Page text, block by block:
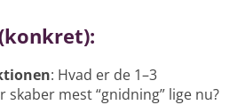
: Hvad er de 1–3
mest “gnidning” lige nu?